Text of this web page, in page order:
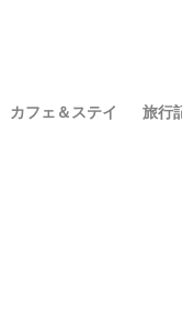
カフェ＆ステイ 旅行